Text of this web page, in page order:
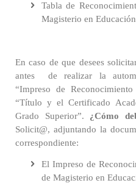
Tabla de
Magisterio en
En caso de que desees
antes de realizar la
“Impreso de
“Título y el Certificado
Grado Superior”. ¿Cómo
Solicit@, adjuntando la
correspondiente:
El Impreso de
de Magisterio en